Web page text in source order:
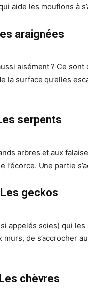
aide les mouflons à
araignées
aisément ? Ce
surface qu’elles
serpents
arbres et aux
Une partie
Les geckos
appelés soies) qui
de s’accrocher
Les chèvres